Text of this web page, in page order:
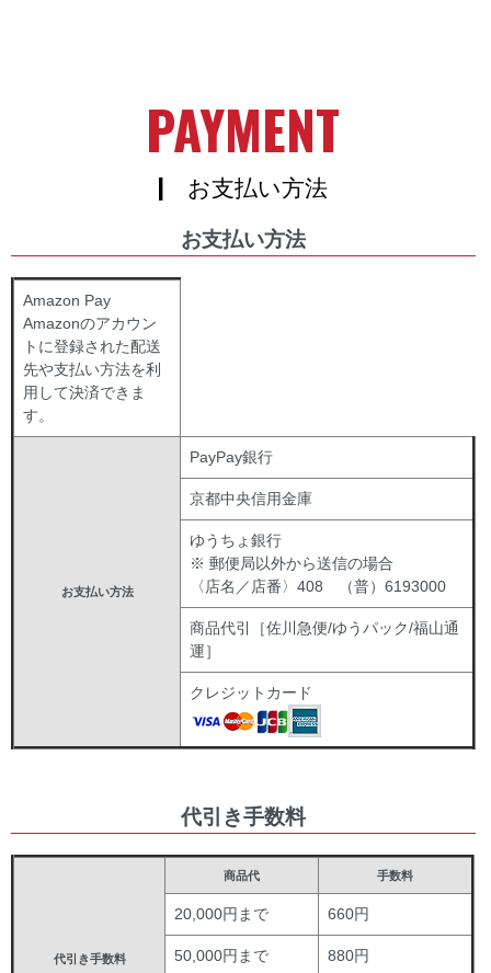
PAYMENT
| お支払い方法
お支払い方法
Amazon Pay
Amazonのアカウン
トに登録された配送
先や支払い方法を利
用して決済できま
す。
お支払い方法
PayPay銀行
京都中央信用金庫
ゆうちょ銀行
※ 郵便局以外から送信の場合
〈店名／店番〉408 （普）6193000
商品代引［佐川急便/ゆうパック/福山通
運］
クレジットカード
代引き手数料
代引き手数料
商品代 手数料
20,000円まで 660円
50,000円まで 880円